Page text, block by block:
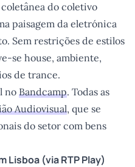
coletânea do coletivo
paisagem da eletrónica
Sem restrições de estilos
se house, ambiente,
de trance.
no Bandcamp. Todas as
Audiovisual, que se
do setor com bens
Lisboa (viaRTP Play)